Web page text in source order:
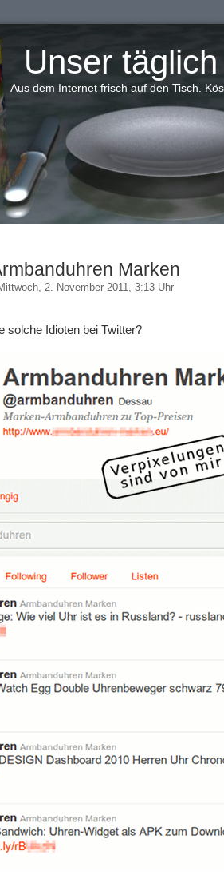
Unser
Aus dem Internet frisch auf den Tisch.
Marken
2. November 2011, 3:13 Uhr
solche Idioten bei Twitter?